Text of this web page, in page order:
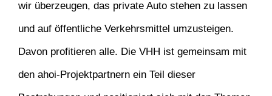
wir überzeugen, das private Auto stehen zu lassen
und auf öffentliche Verkehrsmittel umzusteigen.
Davon profitieren alle. Die VHH ist gemeinsam mit
den ahoi-Projektpartnern ein Teil dieser